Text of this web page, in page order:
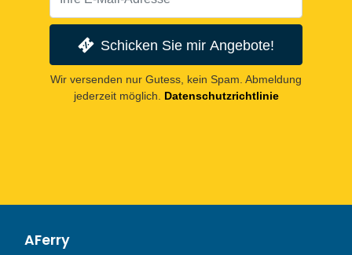
Schicken Sie mir Angebote!
Wir versenden nur Gutess, kein Spam. Abmeldung
jederzeit möglich.
Datenschutzrichtlinie
AFerry